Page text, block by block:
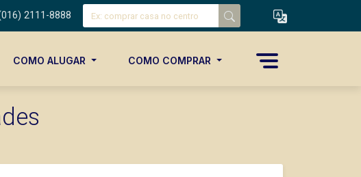
2111-8888
COMO ALUGAR COMO COMPRAR